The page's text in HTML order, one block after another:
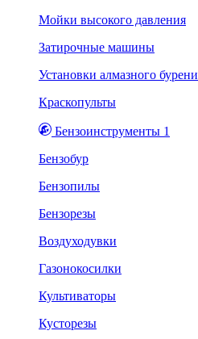
Мойки высокого давления
Затирочные машины
Установки алмазного
Краскопульты
Бензоинструменты 1
Бензобур
Бензопилы
Бензорезы
Воздуходувки
Газонокосилки
Культиваторы
Кусторезы